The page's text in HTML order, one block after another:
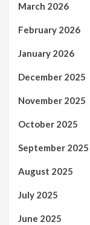
March 2026
February 2026
January 2026
December 2025
November 2025
October 2025
September 2025
August 2025
July 2025
June 2025